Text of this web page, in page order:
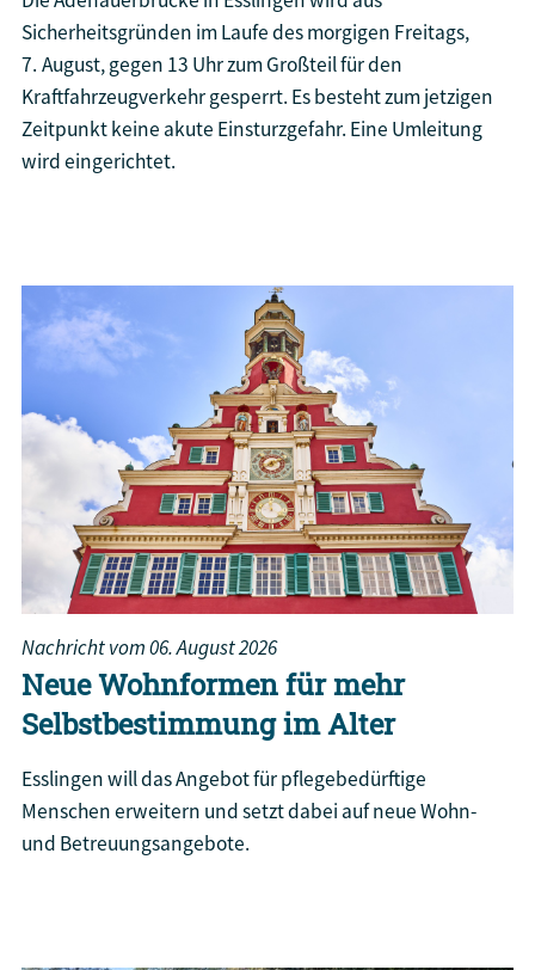
Sicherheitsgründen im Laufe des morgigen Freitags,
7. August, gegen 13 Uhr zum Großteil für den
Kraftfahrzeugverkehr gesperrt. Es besteht zum jetzigen
Zeitpunkt keine akute Einsturzgefahr. Eine Umleitung
wird eingerichtet.
Nachricht vom06. August 2026
Neue Wohnformen für mehr
Selbstbestimmung im Alter
Esslingen will das Angebot für pflegebedürftige
Menschen erweitern und setzt dabei auf neue Wohn-
und Betreuungsangebote.